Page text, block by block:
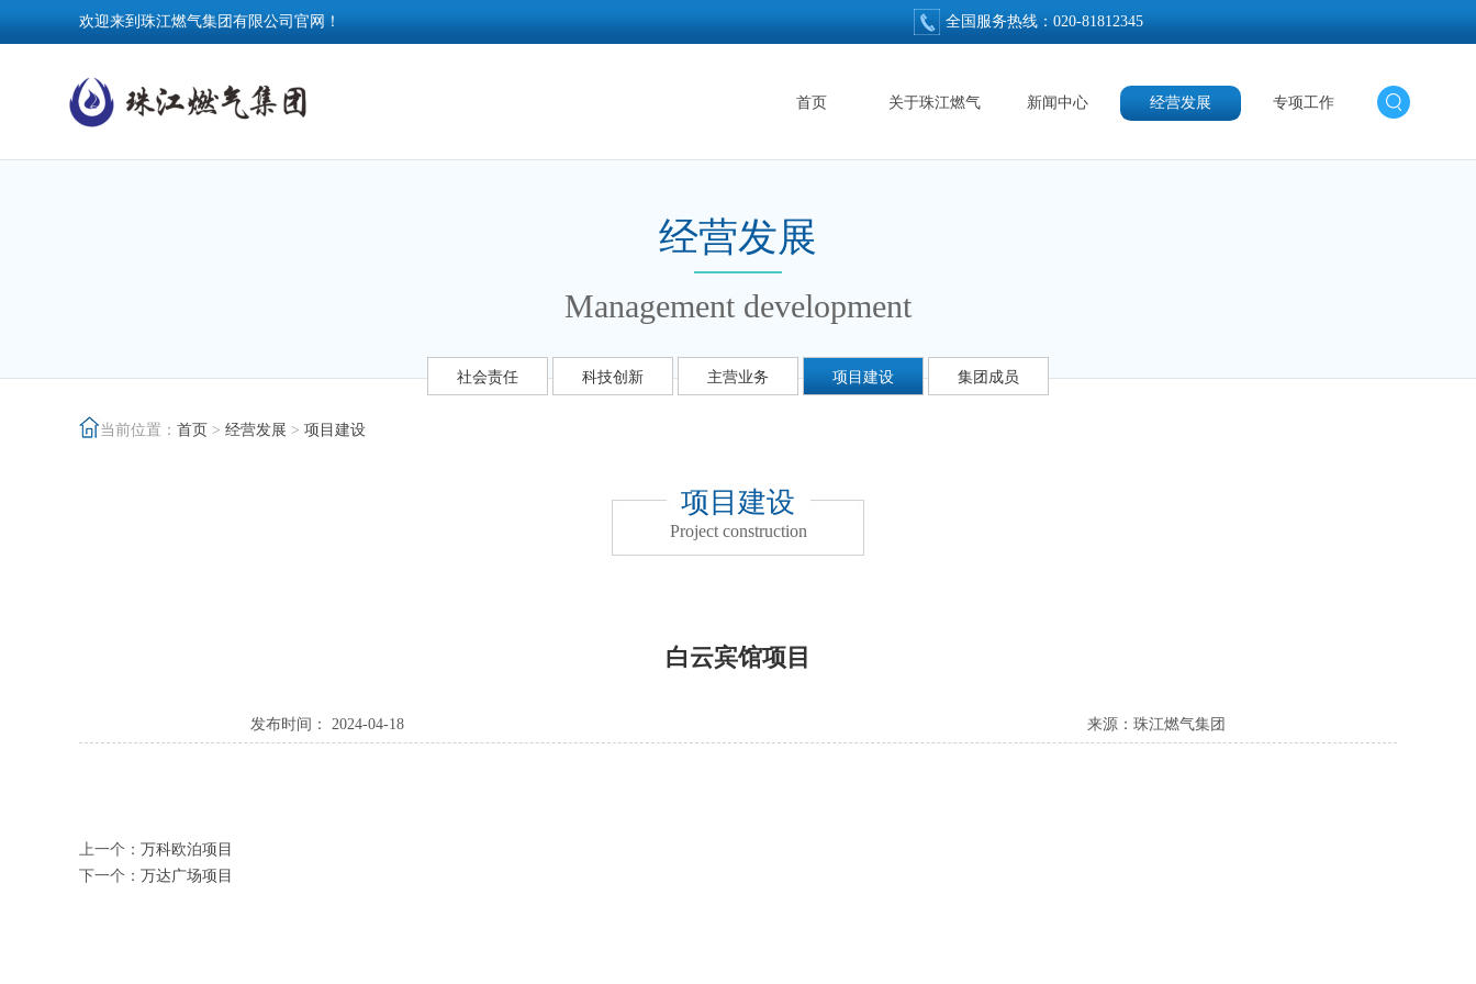
欢迎来到珠江燃气集团有限公司官网！ 全国服务热线： 020-81812345
首页 关于珠江燃气 新闻中心 经营发展 专项工作
经营发展
Management development
社会责任 科技创新 主营业务 项目建设 集团成员
当前位置： 首页 > 经营发展 > 项目建设
项目建设
Project construction
白云宾馆项目
发布时间： 2024-04-18 来源：珠江燃气集团
上一个： 万科欧泊项目
下一个： 万达广场项目